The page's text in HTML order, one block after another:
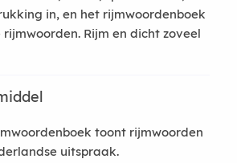
in, en het rijmwoordenboek
Rijm en dicht zoveel
toont rijmwoorden
uitspraak.